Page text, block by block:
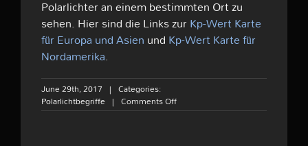
Polarlichter an einem bestimmten Ort zu
sehen. Hier sind die Links zurKp-Wert Karte
für Europa und AsienundKp-Wert Karte für
Nordamerika.
June 29th, 2017 | Categories:
Polarlichtbegriffe | Comments Offon
Kp-